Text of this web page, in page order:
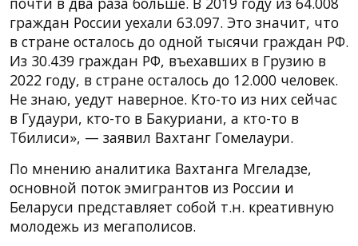
граждан России уехали 63.097. Это значит, что
в стране осталось до одной тысячи граждан РФ.
Из 30.439 граждан РФ, въехавших в Грузию в
2022 году, в стране осталось до 12.000 человек.
Не знаю, уедут наверное. Кто-то из них сейчас
в Гудаури, кто-то в Бакуриани, а кто-то в
Тбилиси», — заявил Вахтанг Гомелаури.
По мнению аналитика Вахтанга Мгеладзе,
основной поток эмигрантов из России и
Беларуси представляет собой т.н. креативную
молодежь из мегаполисов.